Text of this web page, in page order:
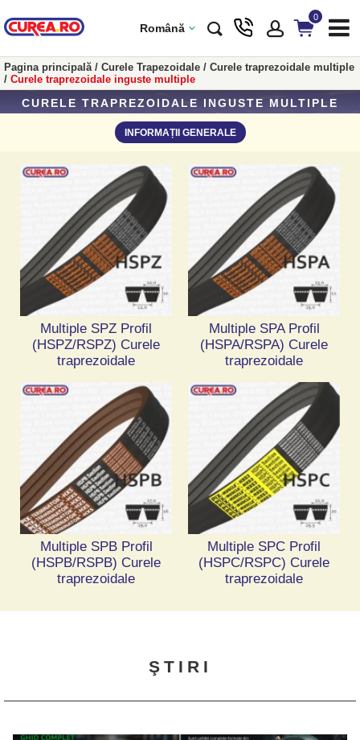
Română
0
Pagina principală/ Curele Trapezoidale / Curele traprezoidale multiple
/ Curele traprezoidale inguste multiple
CURELE TRAPREZOIDALE INGUSTE MULTIPLE
INFORMAȚII GENERALE
Multiple SPZ Profil
(HSPZ/RSPZ) Curele
traprezoidale
Multiple SPA Profil
(HSPA/RSPA) Curele
traprezoidale
Multiple SPB Profil
(HSPB/RSPB) Curele
traprezoidale
Multiple SPC Profil
(HSPC/RSPC) Curele
traprezoidale
ŞTIRI